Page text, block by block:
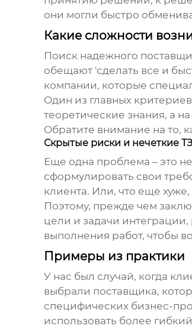
они могли быстро
Какие сложности
Поиск надежного
обещают 'сделать все и
компании, которые
Один из главных
теоретические знания, а
Обратите внимание на то,
Скрытые риски и нечеткие ТЗ
Еще одна проблема – это
сформулировать свои
клиента. Или, что еще
Поэтому, прежде чем
цели и задачи интеграции,
выполнения работ, чтобы
Примеры из практики
У нас был случай, когда
выбрали поставщика,
специфических бизнес-
использовать более